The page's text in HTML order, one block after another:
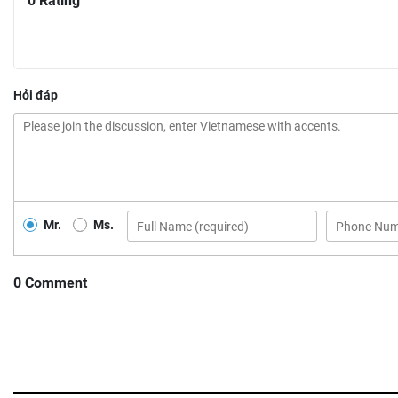
Hỏi đáp
Mr. Ms.
0 Comment